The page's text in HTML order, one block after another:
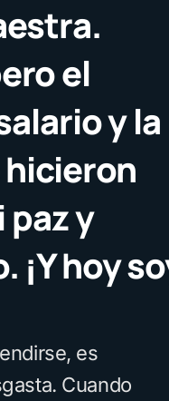
el
y la
hicieron
y
¡Y hoy
es
Cuando